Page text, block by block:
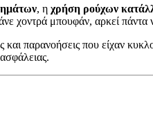
, η χρήση ρούχων
χοντρά μπουφάν, αρκεί
και παρανοήσεις που είχαν